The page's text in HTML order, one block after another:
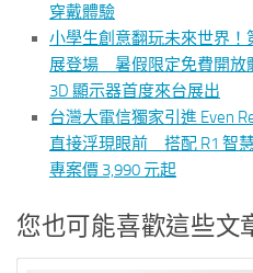
穿戴體驗
小學生創意翻玩未來世界！
展登場 暑假限定免費開放
3D 顯示器首度來台展出
台灣大電信獨家引進 Even
直接浮現眼前 搭配 R1 智
專案價 3,990 元起
您也可能喜歡這些文